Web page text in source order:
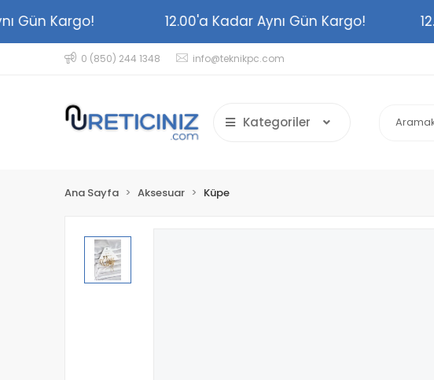
Gün Kargo! 12.00'a Kadar Aynı Gün Kargo!
0 (850) 244 1348 info@teknikpc.com
Kategoriler
Ana Sayfa Aksesuar Küpe